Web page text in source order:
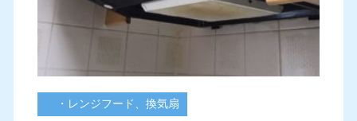
・レンジフード、換気扇